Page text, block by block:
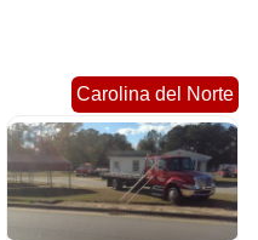
Carolina del Norte